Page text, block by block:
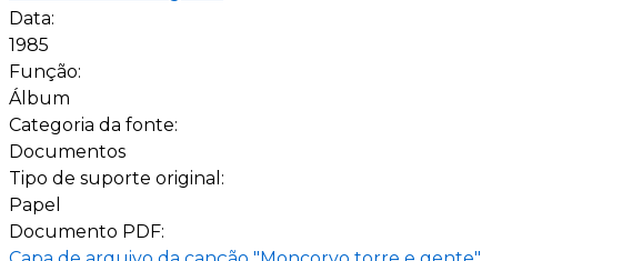
Data:
1985
Função:
Álbum
Categoria da fonte:
Documentos
Tipo de suporte original:
Papel
Documento PDF: